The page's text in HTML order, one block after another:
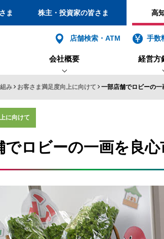
ま 株主・投資家の皆さま 高
ログイ
利用者電子証明書取得
店舗検索・ATM 手数
会社概要 経営方
社
み お客さま満足度向上に向けて 一部店舗でロビーの
に向けて
でロビーの一画を良